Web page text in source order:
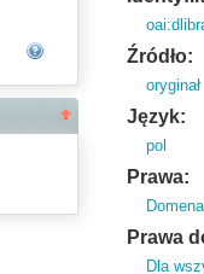
Źródło:
oryginał
Język:
pol
Prawa:
Prawa
Dla